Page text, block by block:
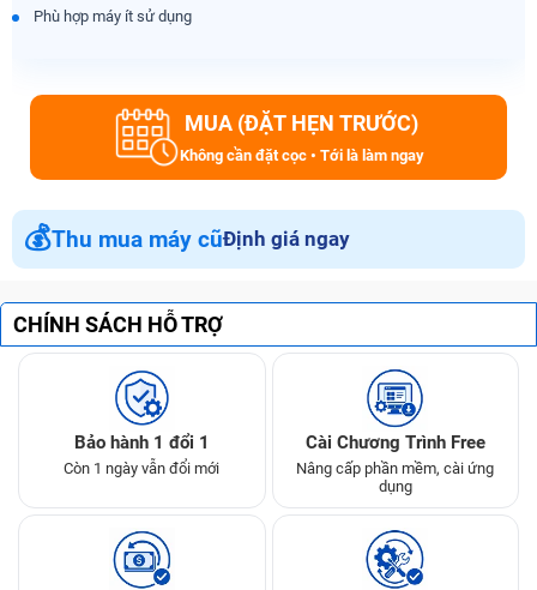
Phù hợp máy ít sử dụng
MUA (ĐẶT HẸN TRƯỚC)
Không cần đặt cọc • Tới là làm ngay
💰Thu mua máy cũĐịnh giá ngay
CHÍNH SÁCH HỖ TRỢ
Bảo hành 1 đổi 1
Còn 1 ngày vẫn đổi mới
Cài Chương Trình Free
Nâng cấp phần mềm, cài ứng
dụng